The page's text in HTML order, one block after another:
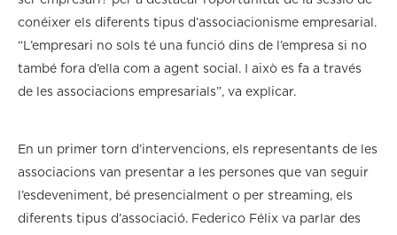
conéixer els diferents tipus d’associacionisme empresarial.
“L’empresari no sols té una funció dins de l’empresa si no
també fora d’ella com a agent social. I això es fa a través
de les associacions empresarials”, va explicar.
En un primer torn d’intervencions, els representants de les
associacions van presentar a les persones que van seguir
l’esdeveniment, bé presencialment o per streaming, els
diferents tipus d’associació. Federico Félix va parlar des